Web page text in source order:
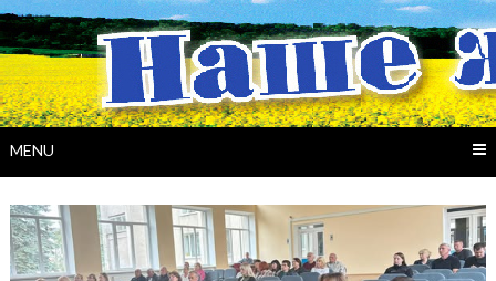
Skip
to
content
MENU